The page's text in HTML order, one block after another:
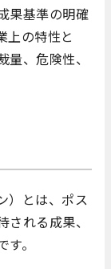
果基準の明確
上の特性と
、危険性、
）とは、ポス
れる成果、
。